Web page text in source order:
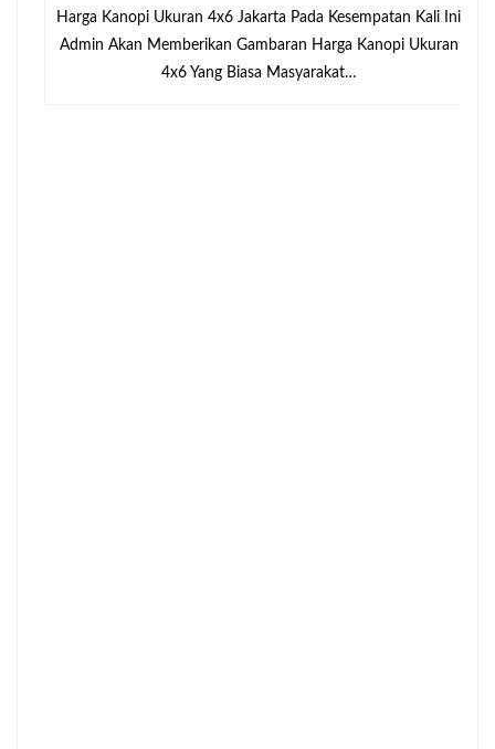
Harga Kanopi Ukuran 4x6 Jakarta Pada Kesempatan Kali Ini
Admin Akan Memberikan Gambaran Harga Kanopi Ukuran
4x6 Yang Biasa Masyarakat…